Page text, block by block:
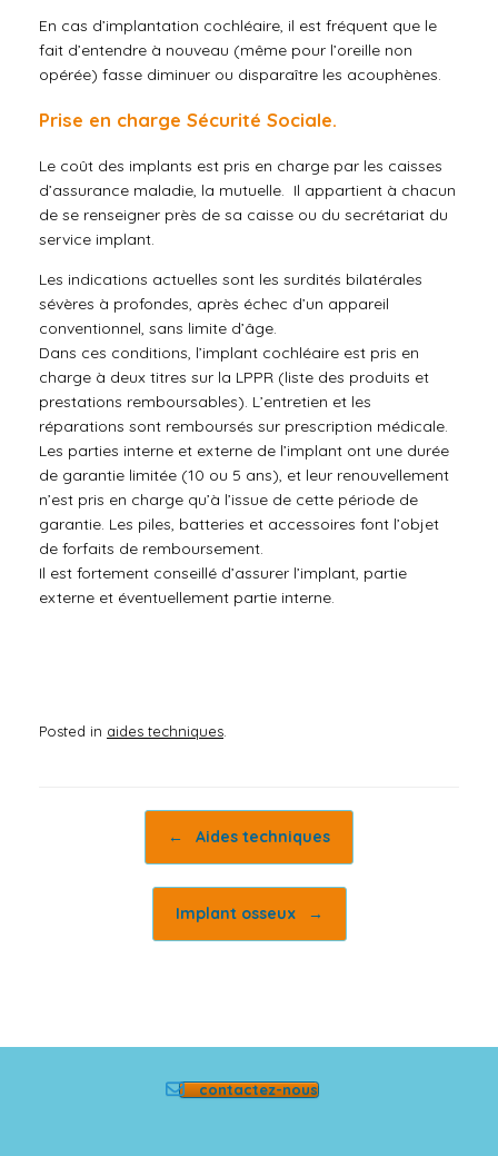
En cas d’implantation cochléaire, il est fréquent que le
fait d’entendre à nouveau (même pour l’oreille non
opérée) fasse diminuer ou disparaître les acouphènes.
Prise en charge Sécurité Sociale.
Le coût des implants est pris en charge par les caisses
d’assurance maladie, la mutuelle. Il appartient à chacun
de se renseigner près de sa caisse ou du secrétariat du
service implant.
Les indications actuelles sont les surdités bilatérales
sévères à profondes, après échec d’un appareil
conventionnel, sans limite d’âge.
Dans ces conditions, l’implant cochléaire est pris en
charge à deux titres sur la LPPR (liste des produits et
prestations remboursables). L’entretien et les
réparations sont remboursés sur prescription médicale.
Les parties interne et externe de l’implant ont une durée
de garantie limitée (10 ou 5 ans), et leur renouvellement
n’est pris en charge qu’à l’issue de cette période de
garantie. Les piles, batteries et accessoires font l’objet
de forfaits de remboursement.
Il est fortement conseillé d’assurer l’implant, partie
externe et éventuellement partie interne.
Posted in aides techniques
← Aides techniques
Implant osseux →
contactez-nous